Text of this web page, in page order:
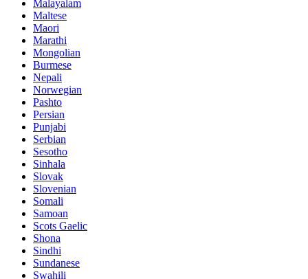
Malayalam
Maltese
Maori
Marathi
Mongolian
Burmese
Nepali
Norwegian
Pashto
Persian
Punjabi
Serbian
Sesotho
Sinhala
Slovak
Slovenian
Somali
Samoan
Scots Gaelic
Shona
Sindhi
Sundanese
Swahili